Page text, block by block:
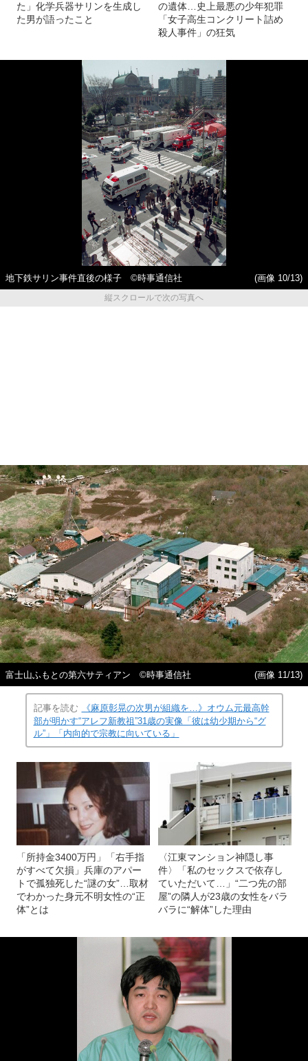
た」化学兵器サリンを生成し
た男が語ったこと
の遺体…史上最悪の少年犯罪
「女子高生コンクリート詰め
殺人事件」の狂気
地下鉄サリン事件直後の様子 ©時事通信社
(画像 10/13)
縦スクロールで次の写真へ
富士山ふもとの第六サティアン ©時事通信社 (画像 11/13)
記事を読む
《麻原彰晃の次男が組織を…》オウム元最高幹
部が明かす“アレフ新教祖”31歳の実像「彼は幼少期から“グ
ル”」「内向的で宗教に向いている」
「所持金3400万円」「右手指
がすべて欠損」兵庫のアパー
トで孤独死した“謎の女”…取材
でわかった身元不明女性の“正
体”とは
〈江東マンション神隠し事
件〉「私のセックスで依存し
ていただいて…」“二つ先の部
屋”の隣人が23歳の女性をバラ
バラに“解体”した理由